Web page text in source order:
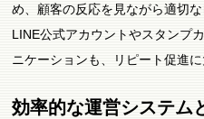
め、顧客の反応を見ながら適切
LINE公式アカウントやスタンプ
ニケーションも、リピート促進
効率的な運営システム